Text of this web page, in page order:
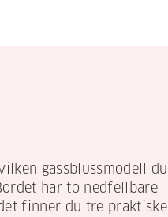
gassblussmodell du
har to nedfellbare
finner du tre praktiske